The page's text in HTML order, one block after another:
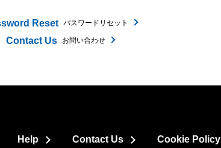
Reset パスワードリセット
Contact Us お問い合わせ
Help Contact Us Cookie Policy